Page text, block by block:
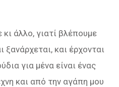
άλλο, γιατί βλέπουμε
ξανάρχεται, και έρχονται
για μένα είναι ένας
και από την αγάπη μου